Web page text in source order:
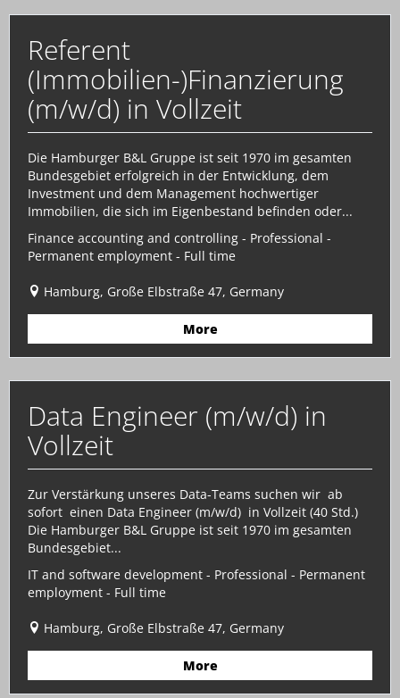
Referent
(Immobilien-)Finanzierung
(m/w/d) in Vollzeit
Die Hamburger B&L Gruppe ist seit 1970 im gesamten
Bundesgebiet erfolgreich in der Entwicklung, dem
Investment und dem Management hochwertiger
Immobilien, die sich im Eigenbestand befinden oder...
Finance accounting and controlling - Professional -
Permanent employment - Full time
Hamburg, Große Elbstraße 47, Germany
More
Data Engineer (m/w/d) in
Vollzeit
Zur Verstärkung unseres Data-Teams suchen wir ab
sofort einen Data Engineer (m/w/d) in Vollzeit (40 Std.)
Die Hamburger B&L Gruppe ist seit 1970 im gesamten
Bundesgebiet...
IT and software development - Professional - Permanent
employment - Full time
Hamburg, Große Elbstraße 47, Germany
More